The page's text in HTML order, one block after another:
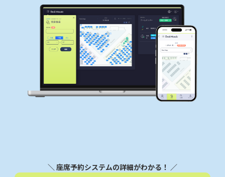
＼ 座席予約システムの詳細がわかる！ ／